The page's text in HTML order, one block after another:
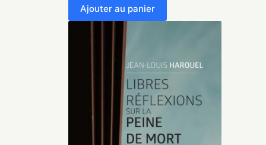
Ajouter au panier